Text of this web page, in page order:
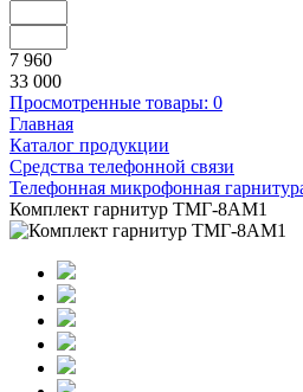
7 960
33 000
Просмотренные товары: 0
Главная
Каталог продукции
Средства телефонной связи
Телефонная микрофонная
Комплект гарнитур ТМГ-8АМ1